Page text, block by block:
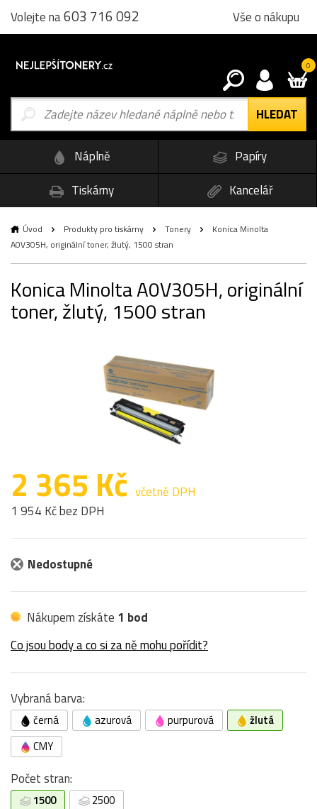
Volejte na603 716 092 Vše o nákupu
0
Náplně
Papíry
Tiskárny
Kancelář
Úvod Produkty pro tiskárny Tonery
Konica Minolta
A0V305H, originální toner, žlutý, 1500 stran
Konica Minolta A0V305H, originální
toner, žlutý, 1500 stran
2 365 Kč včetně DPH
1 954 Kč bez DPH
Nedostupné
Nákupem získáte 1 bod
Co jsou body a co si za ně mohu pořídit?
Vybraná barva:
černá azurová purpurová
žlutá
CMY
Počet stran:
1500 2500